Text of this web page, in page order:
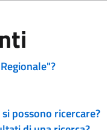
possono ricercare?